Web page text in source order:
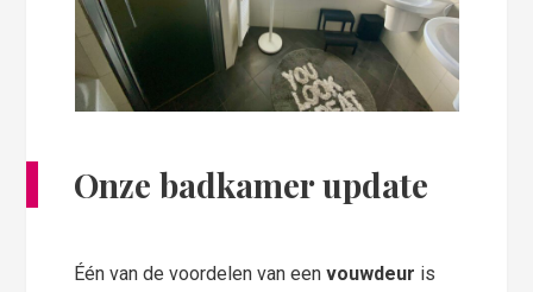
Onze badkamer update
Één van de voordelen van eenvouwdeur is